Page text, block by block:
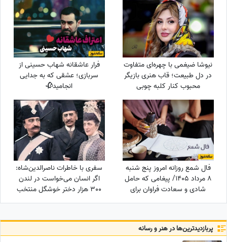
نیوشا ضیغمی با چهره‌ای متفاوت
در دل طبیعت؛ قاب هنری بازیگر
محبوب کنار کلبه چوبی
فرار عاشقانه شهاب حسینی از
سربازی؛ عشقی که به جدایی
انجامید🥀
فال شمع روزانه امروز پنج شنبه
8 مرداد 1405/ پیغامی که حامل
شادی و سعادت فراوان برای
شماست ، به شما خواهد رسید
سفری با خاطرات ناصرالدین‌شاه:
اگر انسان می‌خواست در لندن
300 هزار دختر خوشگل منتخب
می‌کرد، خیلی اوضاع غریبی بود/
پربازدید‌ترین‌ها در هنر و رسانه